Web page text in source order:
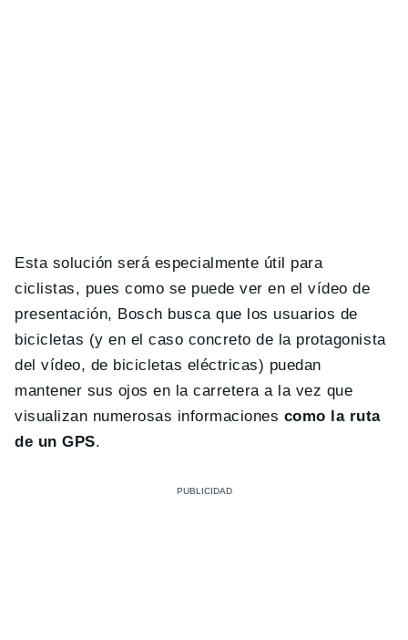
Esta solución será especialmente útil para
ciclistas, pues como se puede ver en el vídeo de
presentación, Bosch busca que los usuarios de
bicicletas (y en el caso concreto de la protagonista
del vídeo, de bicicletas eléctricas) puedan
mantener sus ojos en la carretera a la vez que
visualizan numerosas informaciones como la ruta
de un GPS.